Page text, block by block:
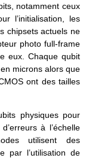
notamment ceux
l’initialisation, les
chipsets actuels ne
photo full-frame
eux. Chaque qubit
microns alors que
ont des tailles
physiques pour
à l’échelle
utilisent des
par l’utilisation de